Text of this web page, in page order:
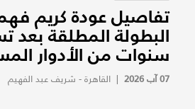
تفاصيل عودة كريم
البطولة المطلقة بعد
سنوات من الأدوار
07 آب 2026 | القاهرة - شريف عبد الفهيم